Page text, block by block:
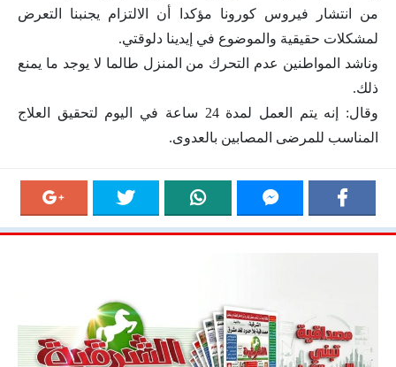
من انتشار فيروس كورونا مؤكدا أن الالتزام يجنبنا التعرض
لمشكلات حقيقية والموضوع في إيدينا دلوقتي.
وناشد المواطنين عدم التحرك من المنزل طالما لا يوجد ما يمنع
ذلك.
وقال: إنه يتم العمل لمدة 24 ساعة في اليوم لتحقيق العلاج
المناسب للمرضى المصابين بالعدوى.